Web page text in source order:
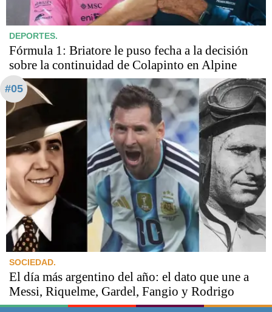
DEPORTES.
Fórmula 1: Briatore le puso fecha a la decisión
sobre la continuidad de Colapinto en Alpine
#05
SOCIEDAD.
El día más argentino del año: el dato que une a
Messi, Riquelme, Gardel, Fangio y Rodrigo